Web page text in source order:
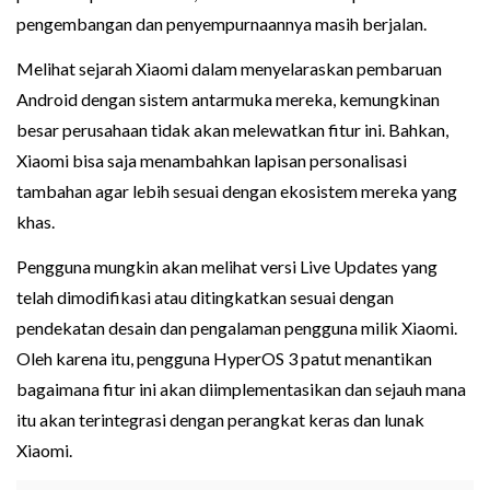
pengembangan dan penyempurnaannya masih berjalan.
Melihat sejarah Xiaomi dalam menyelaraskan pembaruan
Android dengan sistem antarmuka mereka, kemungkinan
besar perusahaan tidak akan melewatkan fitur ini. Bahkan,
Xiaomi bisa saja menambahkan lapisan personalisasi
tambahan agar lebih sesuai dengan ekosistem mereka yang
khas.
Pengguna mungkin akan melihat versi Live Updates yang
telah dimodifikasi atau ditingkatkan sesuai dengan
pendekatan desain dan pengalaman pengguna milik Xiaomi.
Oleh karena itu, pengguna HyperOS 3 patut menantikan
bagaimana fitur ini akan diimplementasikan dan sejauh mana
itu akan terintegrasi dengan perangkat keras dan lunak
Xiaomi.